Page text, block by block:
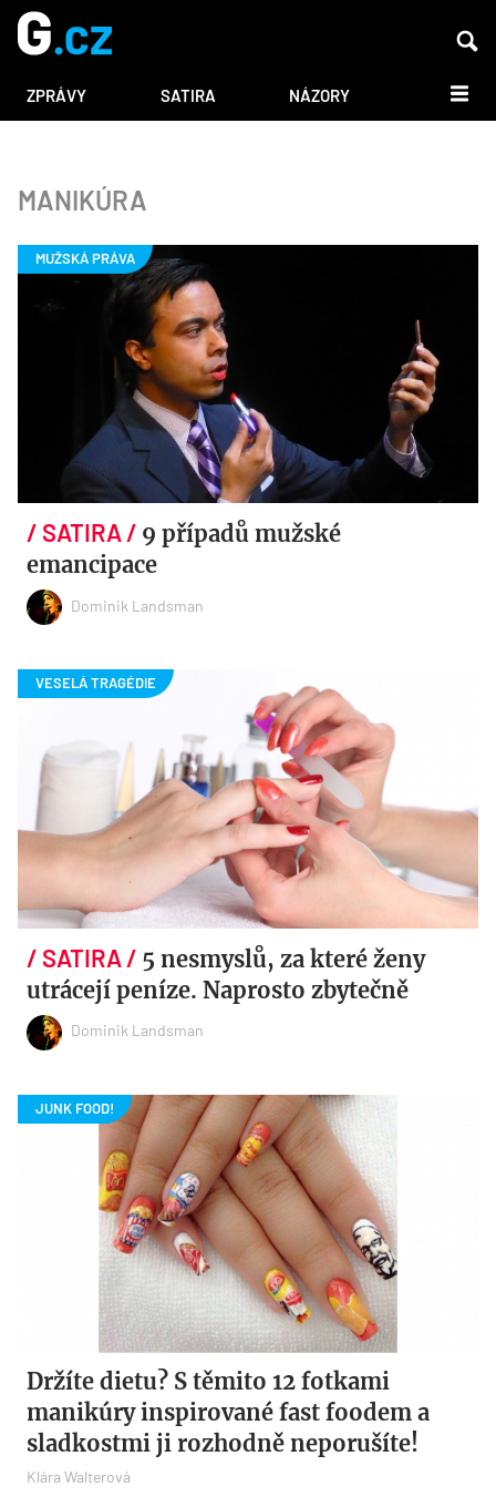
ZPRÁVY SATIRA NÁZORY DALŠÍ
MANIKÚRA
9 případů mužské
emancipace
Dominik Landsman
5 nesmyslů, za které ženy
utrácejí peníze. Naprosto zbytečně
Dominik Landsman
Držíte dietu? S těmito 12 fotkami
manikúry inspirované fast foodem a
sladkostmi ji rozhodně neporušíte!
Klára Walterová